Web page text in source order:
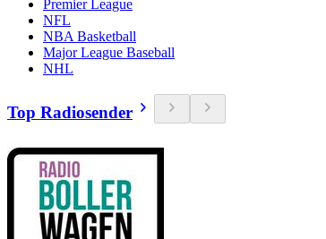
Premier League
NFL
NBA Basketball
Major League Baseball
NHL
Top Radiosender